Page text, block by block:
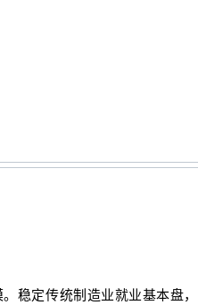
稳定传统制造业就业基本盘